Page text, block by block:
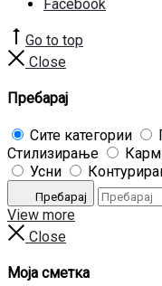
Facebook
Go to top
Close
Пребарај
Сите категории
Стилизирање
Усни
Пребарај
View more
Close
Моја сметка